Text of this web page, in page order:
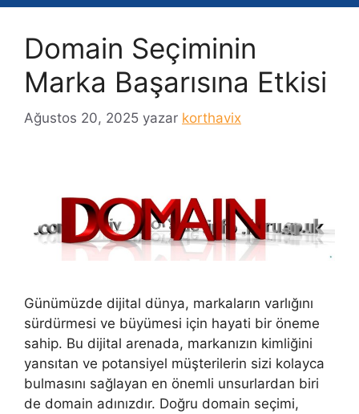
Domain Seçiminin
Marka Başarısına Etkisi
Ağustos 20, 2025 yazar korthavix
Günümüzde dijital dünya, markaların varlığını
sürdürmesi ve büyümesi için hayati bir öneme
sahip. Bu dijital arenada, markanızın kimliğini
yansıtan ve potansiyel müşterilerin sizi kolayca
bulmasını sağlayan en önemli unsurlardan biri
de domain adınızdır. Doğru domain seçimi,